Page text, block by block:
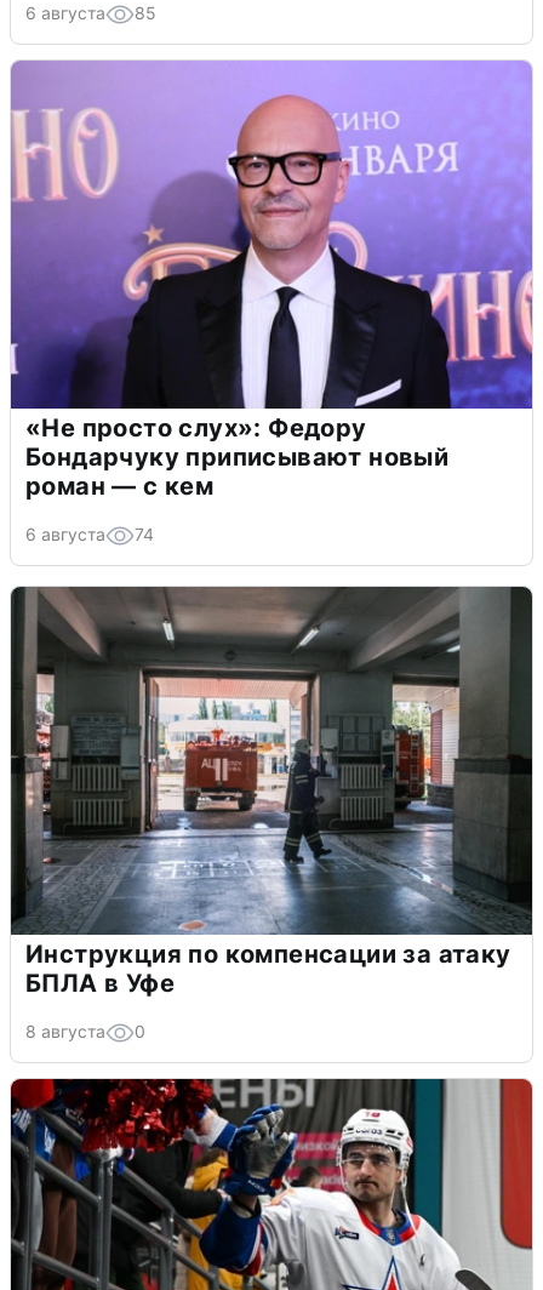
6 августа 85
«Не просто слух»: Федору
Бондарчуку приписывают новый
роман — с кем
6 августа 74
Инструкция по компенсации за атаку
БПЛА в Уфе
8 августа 0